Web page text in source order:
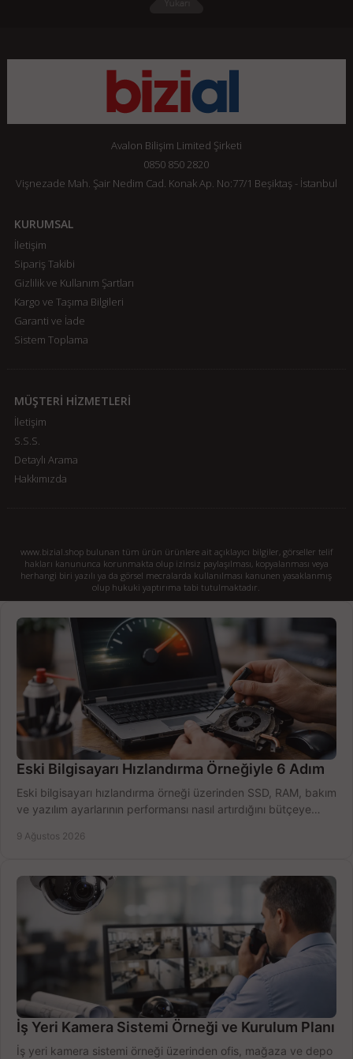
Avalon Bilişim Limited Şirketi
0850 850 2820
Vişnezade Mah. Şair Nedim Cad. Konak Ap. No:77/1 Beşiktaş - İstanbul
KURUMSAL
İletişim
Sipariş Takibi
Gizlilik ve Kullanım Şartları
Kargo ve Taşıma Bilgileri
Garanti ve İade
Sistem Toplama
MÜŞTERİ HİZMETLERİ
İletişim
S.S.S.
Detaylı Arama
Hakkımızda
www.bizial.shop bulunan tüm ürün ürünlere ait açıklayıcı bilgiler, görseller telif
hakları kanununca korunmakta olup izinsiz paylaşılması, kopyalanması veya
herhangi biri yazılı ya da görsel mecralarda kullanılması kanunen yasaklanmış
olup hukuki yaptırıma tabi tutulmaktadır.
Eski Bilgisayarı Hızlandırma Örneğiyle 6 Adım
Eski bilgisayarı hızlandırma örneği üzerinden SSD, RAM, bakım
ve yazılım ayarlarının performansı nasıl artırdığını bütçeye
9 Ağustos 2026
İş Yeri Kamera Sistemi Örneği ve Kurulum Planı
İş yeri kamera sistemi örneği üzerinden ofis, mağaza ve depo